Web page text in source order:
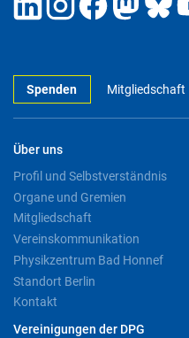
Spenden Mitgliedschaft
Über uns
Profil und Selbstverständnis
Organe und Gremien
Mitgliedschaft
Vereinskommunikation
Physikzentrum Bad Honnef
Standort Berlin
Kontakt
Vereinigungen der DPG